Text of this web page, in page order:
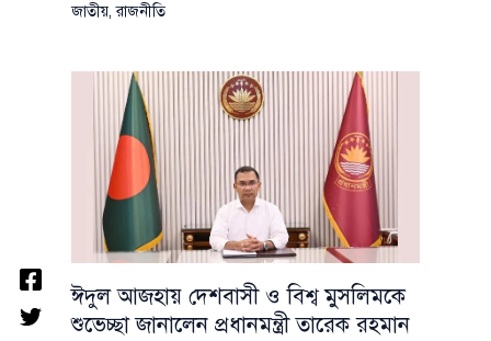
জাতীয়,রাজনীতি
ঈদুল আজহায় দেশবাসী ও বিশ্ব মুসলিমকে
শুভেচ্ছা জানালেন প্রধানমন্ত্রী তারেক রহমান